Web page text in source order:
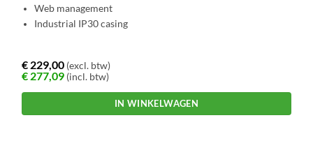
Web management
Industrial IP30 casing
€ 229,00 (excl. btw)
€ 277,09 (incl. btw)
IN WINKELWAGEN